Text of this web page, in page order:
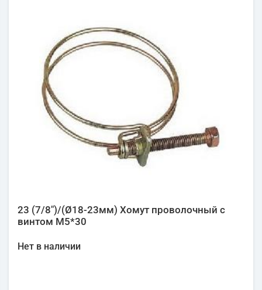
23 (7/8")/(Ø18-23мм) Хомут проволочный с
винтом М5*30
Нет в наличии